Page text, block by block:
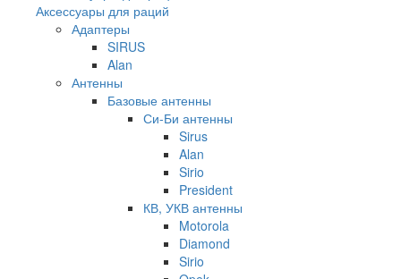
Аксессуары для раций
Адаптеры
SIRUS
Alan
Антенны
Базовые антенны
Си-Би антенны
Sirus
Alan
Sirio
President
КВ, УКВ антенны
Motorola
Diamond
Sirio